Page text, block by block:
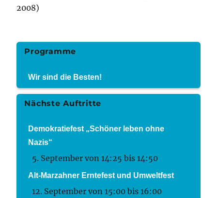
2008)
Programme
Wir sind die Besten!
Nächste Auftritte
Demokratiefest „Schöner leben ohne
Nazis“
5. September von 14:25 bis14:50
Alt-Marzahner Erntefest und Umweltfest
12. September von 15:00 bis16:00